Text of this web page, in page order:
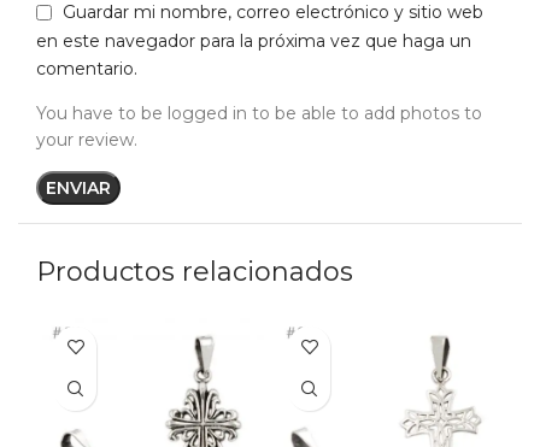
Guardar mi nombre, correo electrónico y sitio web
en este navegador para la próxima vez que haga un
comentario.
You have to be logged in to be able to add photos to
your review.
Productos relacionados